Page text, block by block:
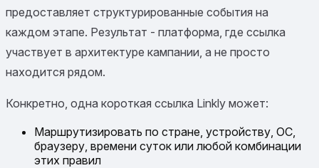
предоставляет структурированные события на
каждом этапе. Результат - платформа, где ссылка
участвует в архитектуре кампании, а не просто
находится рядом.
Конкретно, одна короткая ссылка Linkly может:
Маршрутизировать по стране, устройству, ОС,
браузеру, времени суток или любой комбинации
этих правил